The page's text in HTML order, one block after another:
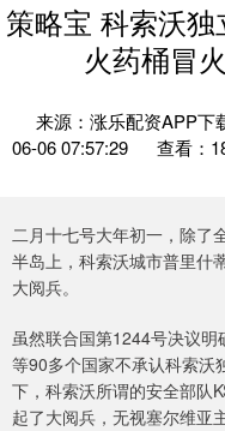
策略宝 科索沃
火药桶冒
来源：涨乐配资APP下
06-06 07:57:29
查看：
二月十七号大年初一，除了
半岛上，科索沃城市普里什
大阅兵。
虽然联合国第1244号决议
等90多个国家不承认科索沃
下，科索沃所谓的安全部队
起了大阅兵，无视塞尔维亚